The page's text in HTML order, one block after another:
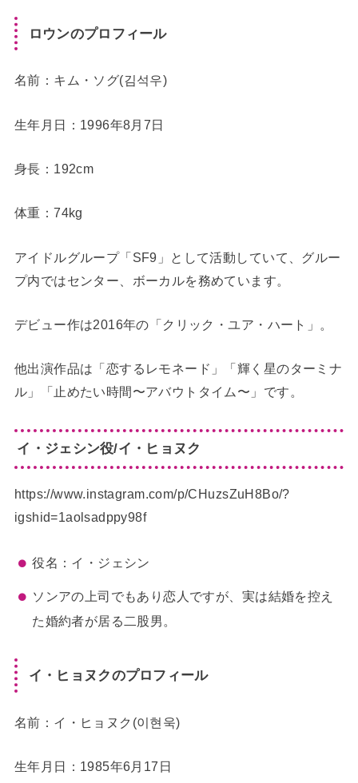
ロウンのプロフィール
名前：キム・ソグ(김석우)
生年月日：1996年8月7日
身長：192cm
体重：74kg
アイドルグループ「SF9」として活動していて、グルー
プ内ではセンター、ボーカルを務めています。
デビュー作は2016年の「クリック・ユア・ハート」。
他出演作品は「恋するレモネード」「輝く星のターミナ
ル」「止めたい時間〜アバウトタイム〜」です。
イ・ジェシン役/イ・ヒョヌク
https://www.instagram.com/p/CHuzsZuH8Bo/?
igshid=1aolsadppy98f
役名：イ・ジェシン
ソンアの上司でもあり恋人ですが、実は結婚を控え
た婚約者が居る二股男。
イ・ヒョヌクのプロフィール
名前：イ・ヒョヌク(이현욱)
生年月日：1985年6月17日